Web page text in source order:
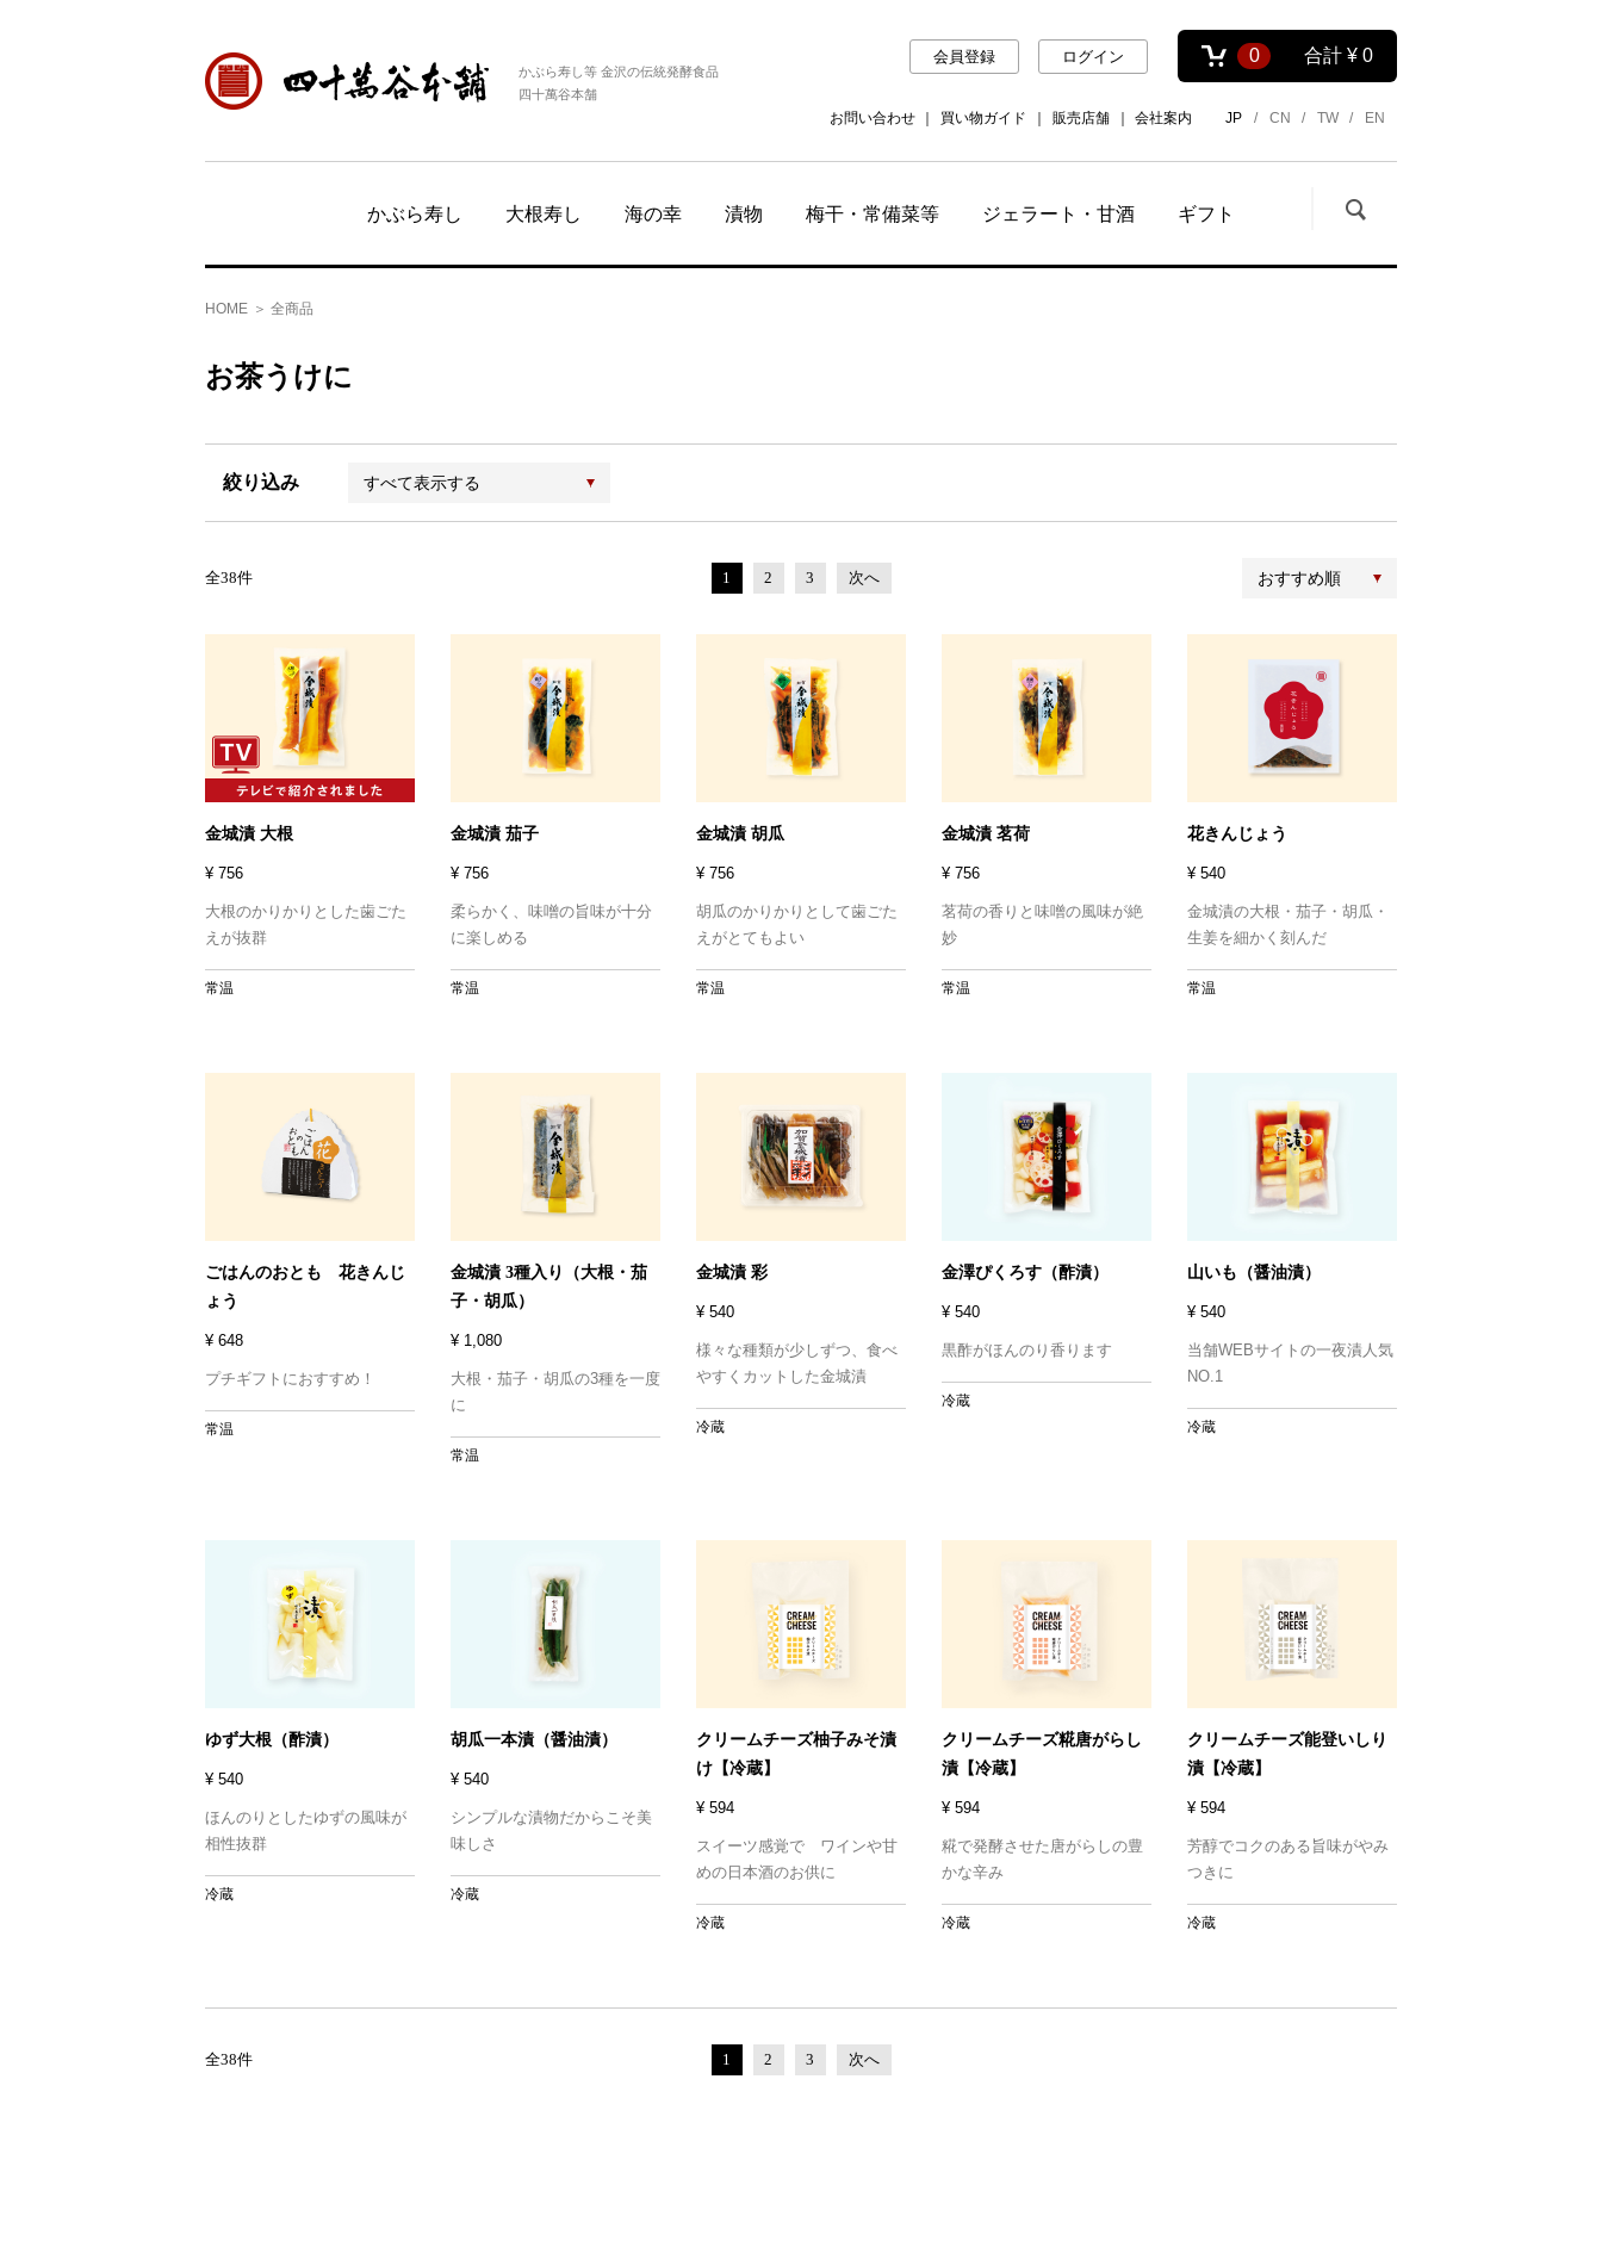
かぶら寿し等 金沢の伝統発酵食品
四十萬谷本舗
0 合計 ¥ 0
会員登録 ログイン
JP CN TW EN
お問い合わせ 買い物ガイド 販売店舗 会社案内
かぶら寿し 大根寿し 海の幸 漬物 梅干・常備菜等 ジェラート・甘酒 ギフト
HOME 全商品
お茶うけに
絞り込み すべて表示する
全38件 1 2 3 次へ おすすめ順
金城漬 大根
¥ 756
大根のかりかりとした歯ごた
えが抜群
常温
金城漬 茄子
¥ 756
柔らかく、味噌の旨味が十分
に楽しめる
常温
金城漬 胡瓜
¥ 756
胡瓜のかりかりとして歯ごた
えがとてもよい
常温
金城漬 茗荷
¥ 756
茗荷の香りと味噌の風味が絶
妙
常温
花きんじょう
¥ 540
金城漬の大根・茄子・胡瓜・
生姜を細かく刻んだ
常温
ごはんのおとも 花きんじ
ょう
¥ 648
プチギフトにおすすめ！
常温
金城漬 3種入り（大根・茄
子・胡瓜）
¥ 1,080
大根・茄子・胡瓜の3種を一度
に
常温
金城漬 彩
¥ 540
様々な種類が少しずつ、食べ
やすくカットした金城漬
冷蔵
金澤ぴくろす（酢漬）
¥ 540
黒酢がほんのり香ります
冷蔵
山いも（醤油漬）
¥ 540
当舗WEBサイトの一夜漬人気
NO.1
冷蔵
ゆず大根（酢漬）
¥ 540
ほんのりとしたゆずの風味が
相性抜群
冷蔵
胡瓜一本漬（醤油漬）
¥ 540
シンプルな漬物だからこそ美
味しさ
冷蔵
クリームチーズ柚子みそ漬
け【冷蔵】
¥ 594
スイーツ感覚で ワインや甘
めの日本酒のお供に
冷蔵
クリームチーズ糀唐がらし
漬【冷蔵】
¥ 594
糀で発酵させた唐がらしの豊
かな辛み
冷蔵
クリームチーズ能登いしり
漬【冷蔵】
¥ 594
芳醇でコクのある旨味がやみ
つきに
冷蔵
全38件 1 2 3 次へ